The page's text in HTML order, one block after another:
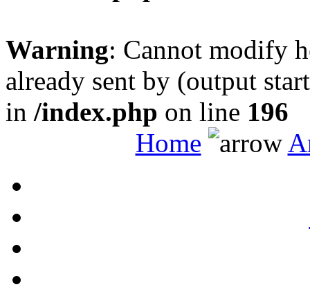
Warning: Cannot modify
already sent by (output
in /index.php on line 196
Home